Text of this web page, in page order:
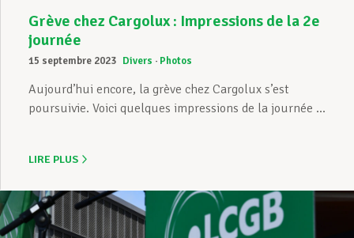
Grève chez Cargolux : Impressions de la 2e
journée
15 septembre 2023 Divers Photos
Aujourd’hui encore, la grève chez Cargolux s’est
poursuivie. Voici quelques impressions de la journée ...
LIRE PLUS